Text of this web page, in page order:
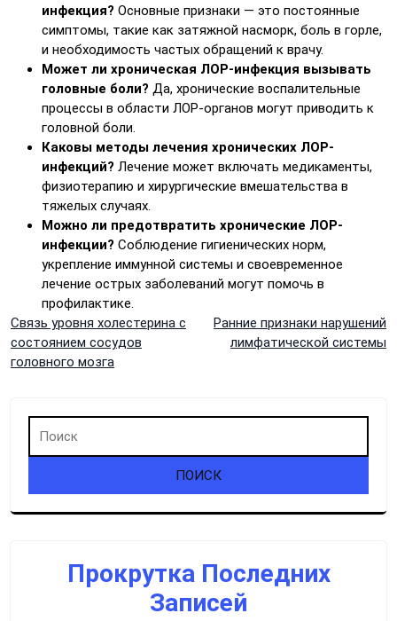
инфекция? Основные признаки — это постоянные
симптомы, такие как затяжной насморк, боль в горле,
и необходимость частых обращений к врачу.
Может ли хроническая ЛОР-инфекция вызывать
головные боли? Да, хронические воспалительные
процессы в области ЛОР-органов могут приводить к
головной боли.
Каковы методы лечения хронических ЛОР-
инфекций? Лечение может включать медикаменты,
физиотерапию и хирургические вмешательства в
тяжелых случаях.
Можно ли предотвратить хронические ЛОР-
инфекции? Соблюдение гигиенических норм,
укрепление иммунной системы и своевременное
лечение острых заболеваний могут помочь в
профилактике.
Навигация
по
Связь уровня холестерина с
состоянием сосудов
головного мозга
Ранние признаки нарушений
лимфатической системы
Прокрутка Последних
Записей